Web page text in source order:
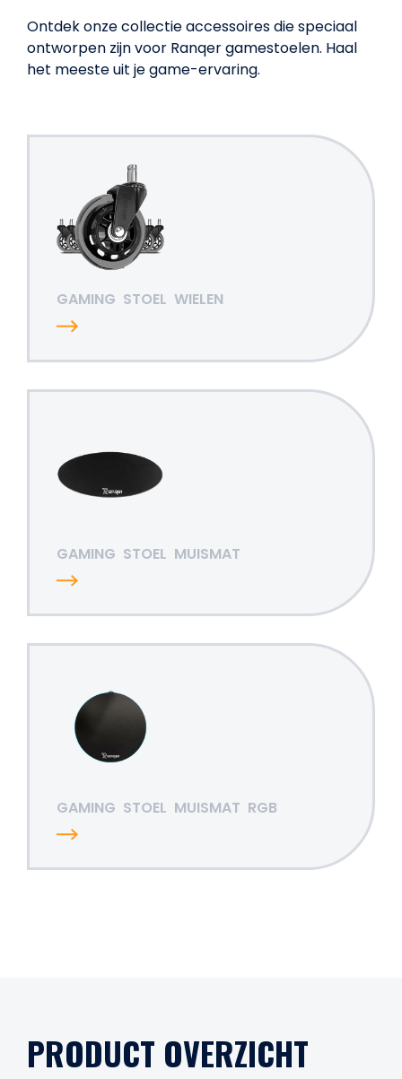
Ontdek onze collectie accessoires die speciaal
ontworpen zijn voor Ranqer gamestoelen. Haal
het meeste uit je game-ervaring.
GAMING STOEL WIELEN
GAMING STOEL MUISMAT
GAMING STOEL MUISMAT RGB
PRODUCT OVERZICHT